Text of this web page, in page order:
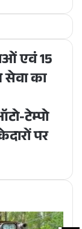
एवं 15
सेवा का
टेम्पो
पर